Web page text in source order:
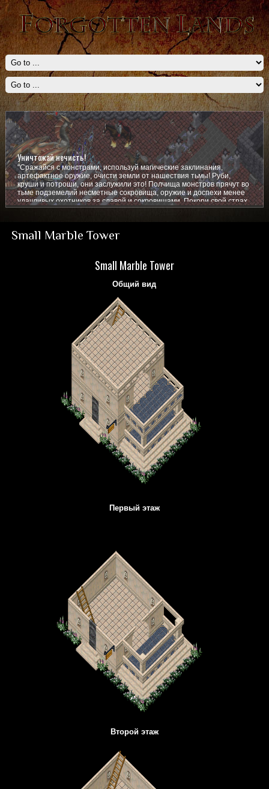
Уничтожай нечисть!
"Сражайся с монстрами, используй магические заклинания,
артефактное оружие, очисти земли от нашествия тьмы! Руби,
круши и потроши, они заслужили это! Полчища монстров прячут во
тьме подземелий несметные сокровища, оружие и доспехи менее
удачливых охотников за славой и сокровищами. Покори свой страх,
покажи им кто тут главный!
Small Marble Tower
Small Marble Tower
Общий вид
Первый этаж
Второй этаж